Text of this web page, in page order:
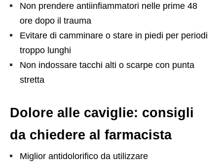
Non prendere antiinfiammatori nelle prime 48
ore dopo il trauma
Evitare di camminare o stare in piedi per periodi
troppo lunghi
Non indossare tacchi alti o scarpe con punta
stretta
Dolore alle caviglie: consigli
da chiedere al farmacista
Miglior antidolorifico da utilizzare